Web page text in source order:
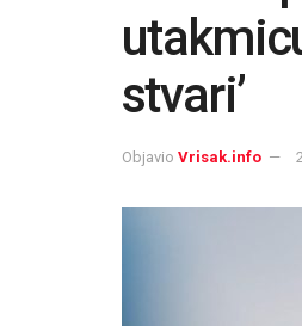
stvari’
Objavio Vrisak.info